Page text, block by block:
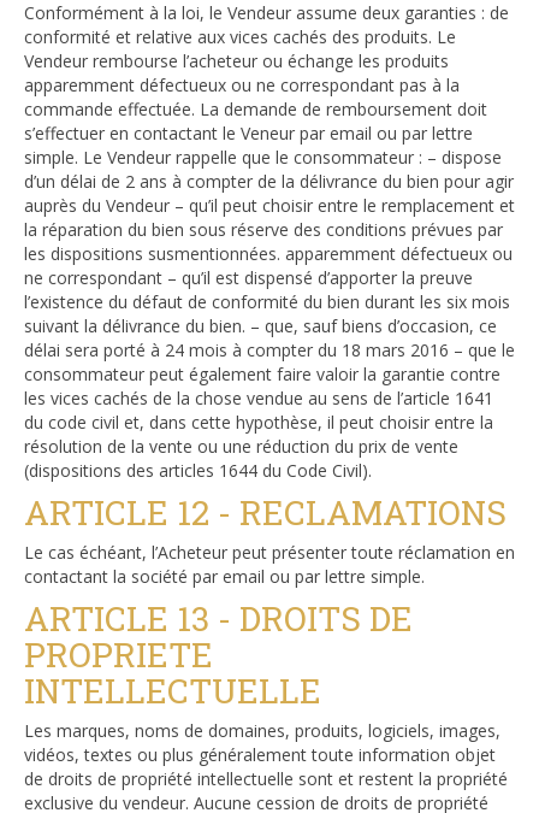
Conformément à la loi, le Vendeur assume deux garanties : de
conformité et relative aux vices cachés des produits. Le
Vendeur rembourse l’acheteur ou échange les produits
apparemment défectueux ou ne correspondant pas à la
commande effectuée. La demande de remboursement doit
s’effectuer en contactant le Veneur par email ou par lettre
simple. Le Vendeur rappelle que le consommateur : – dispose
d’un délai de 2 ans à compter de la délivrance du bien pour agir
auprès du Vendeur – qu’il peut choisir entre le remplacement et
la réparation du bien sous réserve des conditions prévues par
les dispositions susmentionnées. apparemment défectueux ou
ne correspondant – qu’il est dispensé d’apporter la preuve
l’existence du défaut de conformité du bien durant les six mois
suivant la délivrance du bien. – que, sauf biens d’occasion, ce
délai sera porté à 24 mois à compter du 18 mars 2016 – que le
consommateur peut également faire valoir la garantie contre
les vices cachés de la chose vendue au sens de l’article 1641
du code civil et, dans cette hypothèse, il peut choisir entre la
résolution de la vente ou une réduction du prix de vente
(dispositions des articles 1644 du Code Civil).
ARTICLE 12 - RECLAMATIONS
Le cas échéant, l’Acheteur peut présenter toute réclamation en
contactant la société par email ou par lettre simple.
ARTICLE 13 - DROITS DE
PROPRIETE
INTELLECTUELLE
Les marques, noms de domaines, produits, logiciels, images,
vidéos, textes ou plus généralement toute information objet
de droits de propriété intellectuelle sont et restent la propriété
exclusive du vendeur. Aucune cession de droits de propriété